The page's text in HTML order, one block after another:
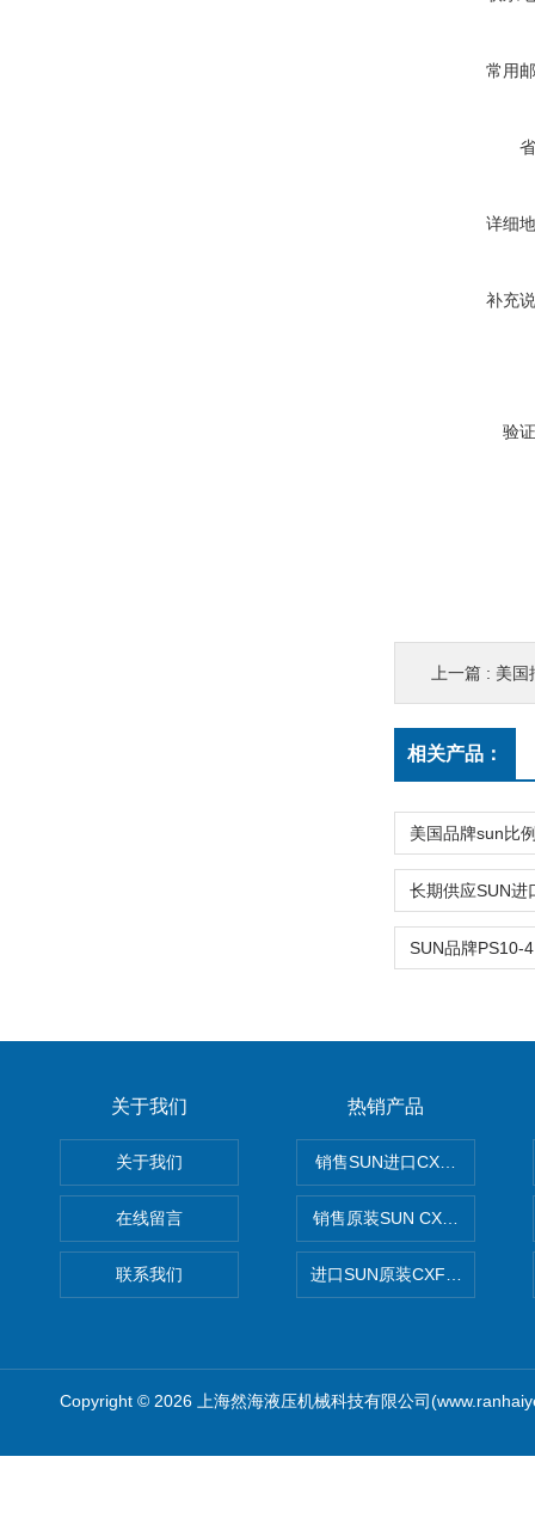
常用
详细
补充
验
上一篇 : 美国
相关产品：
关于我们
关于我们
在线留言
联系我们
热销产品
销售SUN进口CXGDXCN插
销售原装SUN CXJAXCN全
进口SUN原装CXFAXCN导压
Copyright © 2026 上海然海液压机械科技有限公司